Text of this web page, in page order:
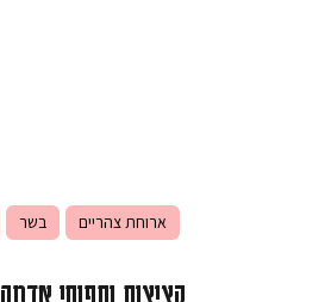
ארוחת צהריים בשר